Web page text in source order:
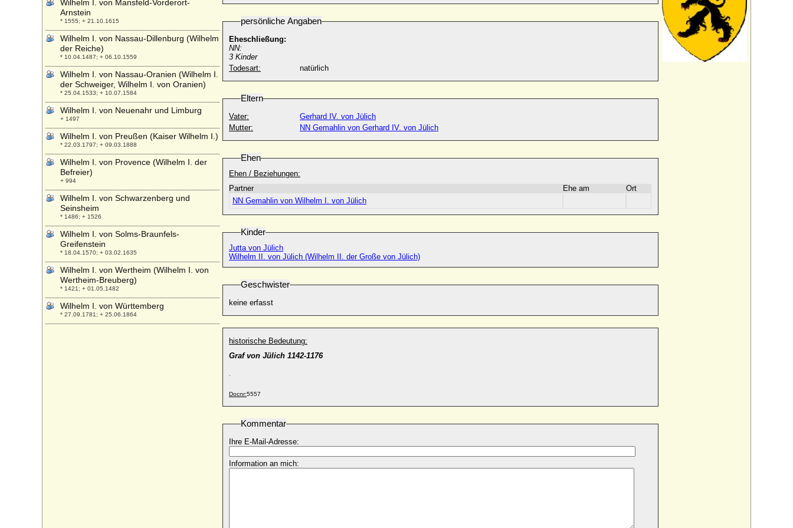
persönliche Angaben
Eheschließung:
NN:
3 Kinder
Todesart:
natürlich
Eltern
Vater:
Gerhard IV. von Jülich
Mutter:
NN Gemahlin von Gerhard IV. von Jülich
Ehen
Ehen / Beziehungen:
Partner
Ehe am
Ort
NN Gemahlin von Wilhelm I. von Jülich
Kinder
Jutta von Jülich
Wilhelm II. von Jülich (Wilhelm II. der Große von Jülich)
Geschwister
keine erfasst
historische Bedeutung:
Graf von Jülich 1142-1176
.
Docnr:5557
Kommentar
Ihre E-Mail-Adresse:
Information an mich:
Wilhelm I. von Mansfeld-Vorderort-
Arnstein
* 1555; + 21.10.1615
Wilhelm I. von Nassau-Dillenburg (Wilhelm
der Reiche)
* 10.04.1487; + 06.10.1559
Wilhelm I. von Nassau-Oranien (Wilhelm I.
der Schweiger, Wilhelm I. von Oranien)
* 25.04.1533; + 10.07.1584
Wilhelm I. von Neuenahr und Limburg
+ 1497
Wilhelm I. von Preußen (Kaiser Wilhelm I.)
* 22.03.1797; + 09.03.1888
Wilhelm I. von Provence (Wilhelm I. der
Befreier)
+ 994
Wilhelm I. von Schwarzenberg und
Seinsheim
* 1486; + 1526
Wilhelm I. von Solms-Braunfels-
Greifenstein
* 18.04.1570; + 03.02.1635
Wilhelm I. von Wertheim (Wilhelm I. von
Wertheim-Breuberg)
* 1421; + 01.05.1482
Wilhelm I. von Württemberg
* 27.09.1781; + 25.06.1864